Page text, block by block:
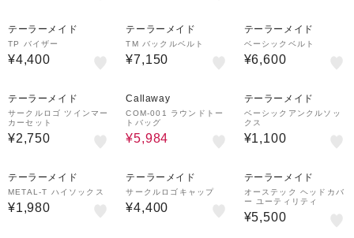
テーラーメイド
TP バイザー
¥4,400
テーラーメイド
TM バックルベルト
¥7,150
テーラーメイド
ベーシックベルト
¥6,600
テーラーメイド
サークルロゴ ツインマー
カーセット
¥2,750
Callaway
COM-001 ラウンドトー
トバッグ
¥5,984
テーラーメイド
ベーシックアンクルソッ
クス
¥1,100
テーラーメイド
METAL-T ハイソックス
¥1,980
テーラーメイド
サークルロゴキャップ
¥4,400
テーラーメイド
オーステック ヘッドカバ
ー ユーティリティ
¥5,500